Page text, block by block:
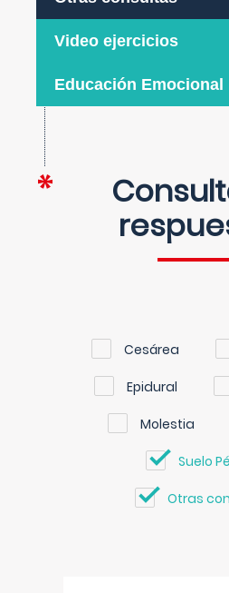
Video ejercicios
Educación Emocional
Cesárea
Epidural
Molestia
Suelo
Otras